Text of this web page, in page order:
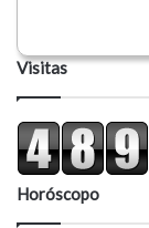
Visitas
Horóscopo